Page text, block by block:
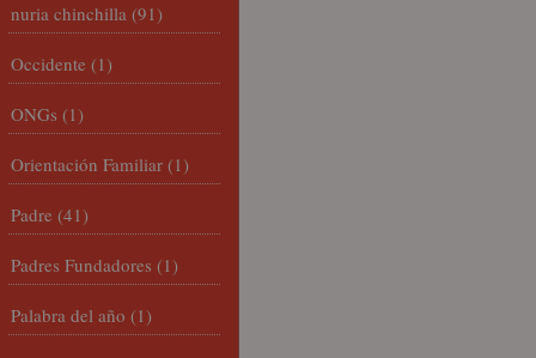
nuria chinchilla (91)
Occidente (1)
ONGs (1)
Orientación Familiar (1)
Padre (41)
Padres Fundadores (1)
Palabra del año (1)